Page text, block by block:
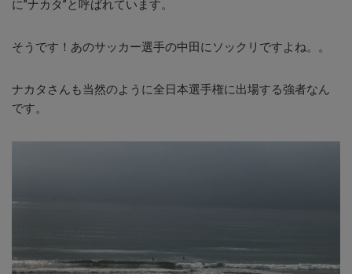
に”ナカタ”と呼ばれています。
そうです！あのサッカー選手の中田にソックリですよね。。
ナカタさんも当然のように全日本選手権に出場する強者なん
です。